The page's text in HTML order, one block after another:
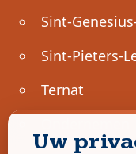
Sint-
Sint-Pieters-
Ternat
Uw